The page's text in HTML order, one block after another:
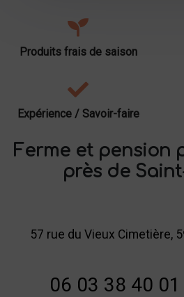
Produits frais de saison
Expérience / Savoir-faire
Ferme et pension
près de
57 rue du Vieux Cimetière,
06 03 38 40